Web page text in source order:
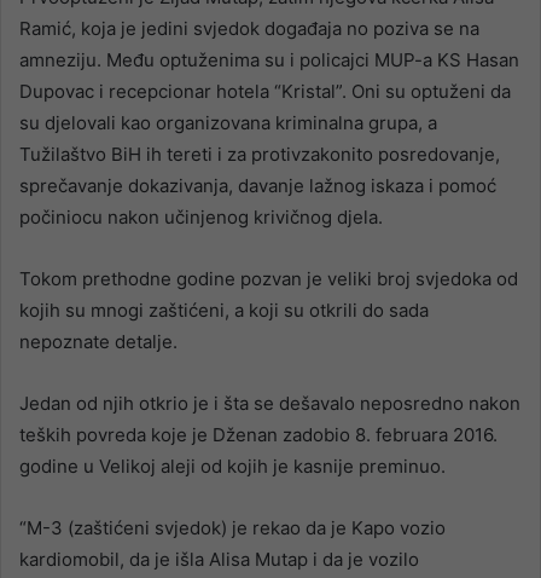
Ramić, koja je jedini svjedok događaja no poziva se na
amneziju. Među optuženima su i policajci MUP-a KS Hasan
Dupovac i recepcionar hotela “Kristal”. Oni su optuženi da
su djelovali kao organizovana kriminalna grupa, a
Tužilaštvo BiH ih tereti i za protivzakonito posredovanje,
sprečavanje dokazivanja, davanje lažnog iskaza i pomoć
počiniocu nakon učinjenog krivičnog djela.
Tokom prethodne godine pozvan je veliki broj svjedoka od
kojih su mnogi zaštićeni, a koji su otkrili do sada
nepoznate detalje.
Jedan od njih otkrio je i šta se dešavalo neposredno nakon
teških povreda koje je Dženan zadobio 8. februara 2016.
godine u Velikoj aleji od kojih je kasnije preminuo.
“M-3 (zaštićeni svjedok) je rekao da je Kapo vozio
kardiomobil, da je išla Alisa Mutap i da je vozilo